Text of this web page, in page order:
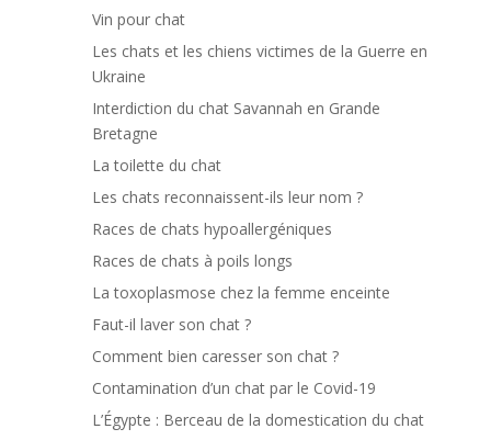
Vin pour chat
Les chats et les chiens victimes de la Guerre en
Ukraine
Interdiction du chat Savannah en Grande
Bretagne
La toilette du chat
Les chats reconnaissent-ils leur nom ?
Races de chats hypoallergéniques
Races de chats à poils longs
La toxoplasmose chez la femme enceinte
Faut-il laver son chat ?
Comment bien caresser son chat ?
Contamination d’un chat par le Covid-19
L’Égypte : Berceau de la domestication du chat